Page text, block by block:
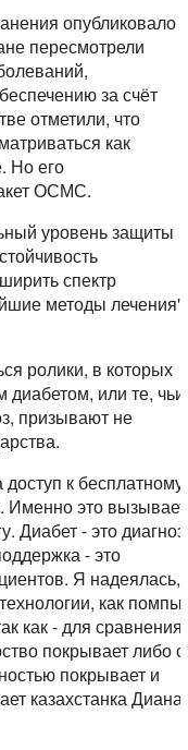
опубликовало
пересмотрели
за счёт
отметили, что
как
Но его
ОСМС.
уровень защиты
спектр
методы лечения",
ролики, в которых
или те, чьи
призывают не
к бесплатному
это вызывает
Диабет - это диагноз
- это
Я надеялась,
как помпы,
как - для сравнения
покрывает либо с
покрывает и
казахстанка Диана